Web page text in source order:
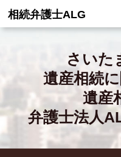
相続弁護士ALG
さいた
遺産相続
遺産
弁護士法人